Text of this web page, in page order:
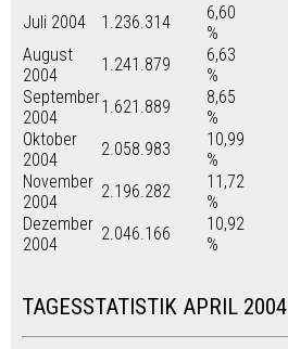
Juli 2004
1.236.314
6,60
%
August
2004
1.241.879
6,63
%
September
2004
1.621.889
8,65
%
Oktober
2004
2.058.983
10,99
%
November
2004
2.196.282
11,72
%
Dezember
2004
2.046.166
10,92
%
TAGESSTATISTIK APRIL 2004